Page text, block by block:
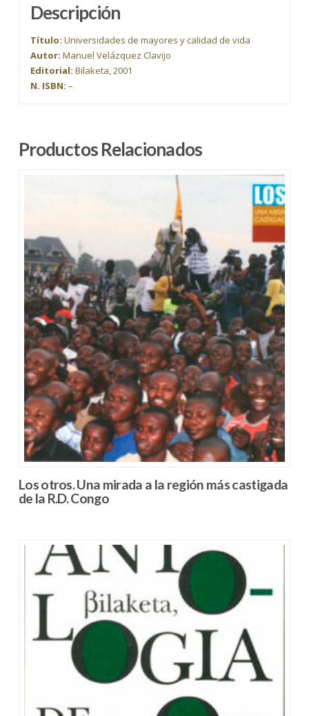
Descripción
Título: Universidades de mayores y calidad de vida
Autor: Manuel Velázquez Clavijo
Editorial: Bilaketa, 2001
N. ISBN: –
Productos Relacionados
Los otros. Una mirada a la región más castigada
de la R.D. Congo